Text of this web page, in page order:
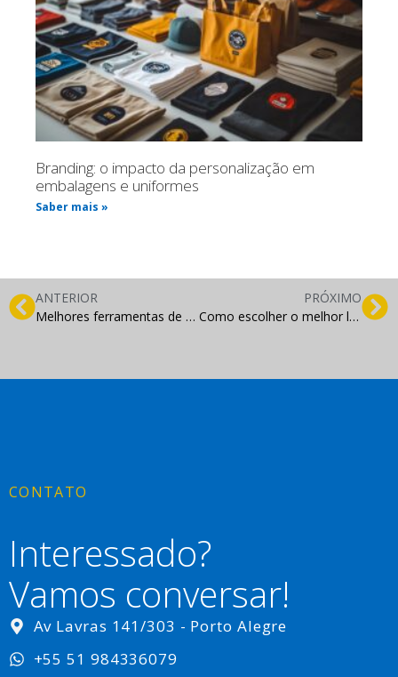
Branding: o impacto da personalização em
embalagens e uniformes
Saber mais »
ANTERIOR
Melhores ferramentas de extração de e-mail do LinkedIn
PRÓXIMO
Como escolher o melhor layout para o meu site?
CONTATO
Interessado?
Vamos conversar!
Av Lavras 141/303 - Porto Alegre
+55 51 984336079